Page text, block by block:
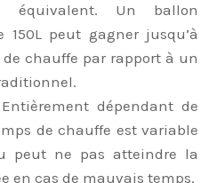
équivalent. Un ballon
150L peut gagner jusqu’à
chauffe par rapport à un
Entièrement dépendant de
de chauffe est variable
peut ne pas atteindre la
en cas de mauvais temps.